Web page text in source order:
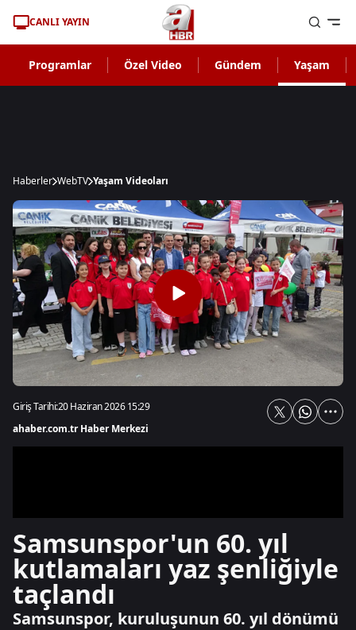
CANLI YAYIN
Programlar Özel Video Gündem Yaşam
Haberler WebTV Yaşam Videoları
Giriş Tarihi:20 Haziran 2026 15:29
ahaber.com.tr Haber Merkezi
Samsunspor'un 60. yıl
kutlamaları yaz şenliğiyle
taçlandı
Samsunspor, kuruluşunun 60. yıl dönümü